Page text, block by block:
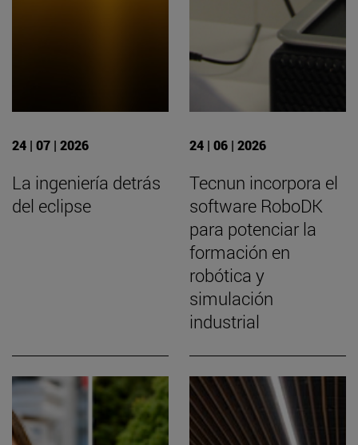
24 | 07 | 2026
La ingeniería detrás
del eclipse
24 | 06 | 2026
Tecnun incorpora el
software RoboDK
para potenciar la
formación en
robótica y
simulación
industrial